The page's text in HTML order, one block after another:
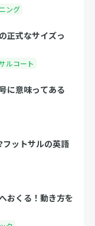
ング
正式なサイズっ
ルコート
に意味ってある
フットサルの英語
おくる！動き方を